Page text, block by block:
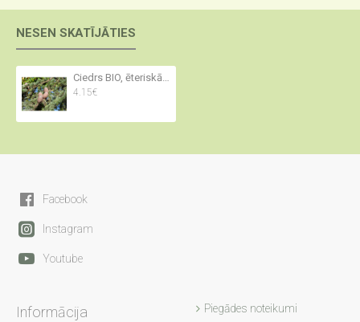
NESEN SKATĪJĀTIES
Ciedrs BIO, ēteriskā eļļa, Atlass
4.15€
Facebook
Instagram
Youtube
Informācija
Piegādes noteikumi